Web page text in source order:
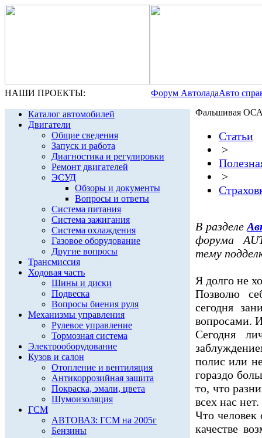
НАШИ ПРОЕКТЫ: Форум АвтоладаАвто
Каталог автомобилей
Двигатели
Общие сведения
Запуск и работа
Диагностика и регулировки
Ремонт двигателей
ЭСУД
Обзоры и документы
Вопросы и ответы
Система питания
Система зажигания
Система охлаждения
Газовое оборудование
Другие вопросы
Трансмиссия
Ходовая часть
Шины и диски
Подвеска
Вопросы биения руля
Механизмы управления
Рулевое управление
Тормозная система
Электрооборудование
Кузов и салон
Отопление и вентиляция
Антикоррозийная защита
Покраска, эмали, цвета
Шумоизоляция
ГСМ
АВТОВАЗ: ГСМ на 2005г
Бензины
Фальшивая
Статьи
>
>
В разделе
форума
тему
Я долго не
Позволю
сегодня
вопросами.
Сегодня
полис или
гораздо
то, что
всех нас нет.
Что человек
качестве